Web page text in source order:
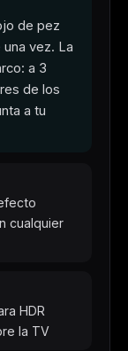
de pez
vez. La
a 3
de los
a tu
cualquier
HDR
la TV